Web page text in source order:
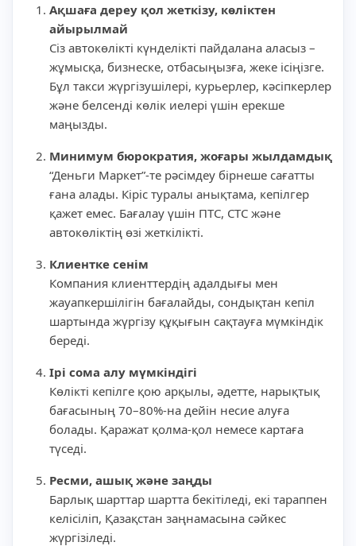
Ақшаға дереу қол жеткізу, көліктен
айырылмай
Сіз автокөлікті күнделікті пайдалана аласыз –
жұмысқа, бизнеске, отбасыңызға, жеке ісіңізге.
Бұл такси жүргізушілері, курьерлер, кәсіпкерлер
және белсенді көлік иелері үшін ерекше
маңызды.
Минимум бюрократия, жоғары жылдамдық
“Деньги Маркет”-те рәсімдеу бірнеше сағатты
ғана алады. Кіріс туралы анықтама, кепілгер
қажет емес. Бағалау үшін ПТС, СТС және
автокөліктің өзі жеткілікті.
Клиентке сенім
Компания клиенттердің адалдығы мен
жауапкершілігін бағалайды, сондықтан кепіл
шартында жүргізу құқығын сақтауға мүмкіндік
береді.
Ірі сома алу мүмкіндігі
Көлікті кепілге қою арқылы, әдетте, нарықтық
бағасының 70–80%-на дейін несие алуға
болады. Қаражат қолма-қол немесе картаға
түседі.
Ресми, ашық және заңды
Барлық шарттар шартта бекітіледі, екі тараппен
келісіліп, Қазақстан заңнамасына сәйкес
жүргізіледі.